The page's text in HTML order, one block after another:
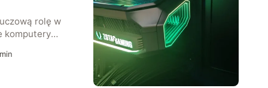
rolę w
komputery
Od
min